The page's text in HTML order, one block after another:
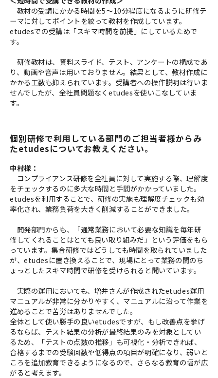
教材の受講にかかる時間を5～10分程度になるように研修テ
ーマに対してポイントを絞って教材を作成しています。
etudesでの受講は「スキマ時間を前提」にしているためで
す。
研修教材は、資料スライド、テスト、アンケートの構成であ
り、動画や音声は用いておりません。結果として、教材作成に
かかる工数も抑えられています。受講者への操作説明は行いま
せんでしたが、全社員問題なくetudesを使いこなしていま
す。
個別研修で利用している部門のご担当者様からみ
たetudesについてお教えください。
中村様：
コンプライアンス研修を全社員に対して実施する際、理解度
をチェックするのに多大な時間と手間がかかっていました。
etudesを利用することで、研修の実施も理解度チェックも効
率化され、業務負荷を大きく削減することができました。
開発部門からも、「通常業務において必要な知識を毎年研
修してくれることはとても良い取り組みだ」という評価をもら
っています。集合研修ではどうしても時間を取られていました
が、etudesに置き換えることで、現場にとって業務の間のち
ょっとしたスキマ時間で研修を受けられると聞いています。
実際の運用においても、増井さんが作成されたetudes運用
マニュアルが非常に分かりやすく、マニュアルに沿って作業を
進めることで苦労はありませんでした。
全体として使い勝手の良いetudesですが、もし改善点を挙げ
るならば、テスト結果の分析が最終結果のみを対象としてい
るため、「テストの点数の推移」も可視化・分析できれば、
合格するまでの受験回数や低得点の項目が明確になり、弱いと
ころを追加教育できるようになるので、さらなる教育の幅が広
がると考えます。